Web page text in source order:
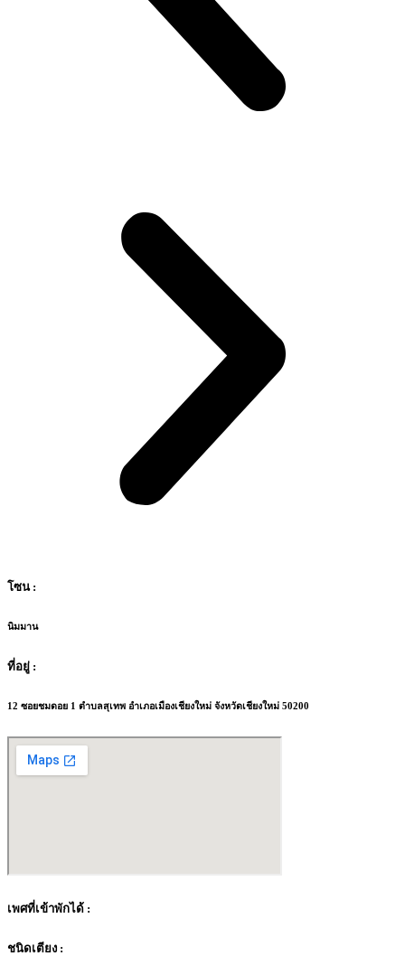
โซน :
นิมมาน
ที่อยู่ :
12 ซอยชมดอย 1 ตำบลสุเทพ อำเภอเมืองเชียงใหม่ จังหวัดเชียงใหม่ 50200
เพศที่เข้าพักได้ :
ชนิดเตียง :